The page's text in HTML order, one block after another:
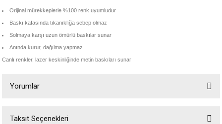
Orijinal mürekkeplerle %100 renk uyumludur
Baskı kafasında tıkanıklığa sebep olmaz
Solmaya karşı uzun ömürlü baskılar sunar
Anında kurur, dağılma yapmaz
Canlı renkler, lazer keskinliğinde metin baskıları sunar
Yorumlar
Taksit Seçenekleri